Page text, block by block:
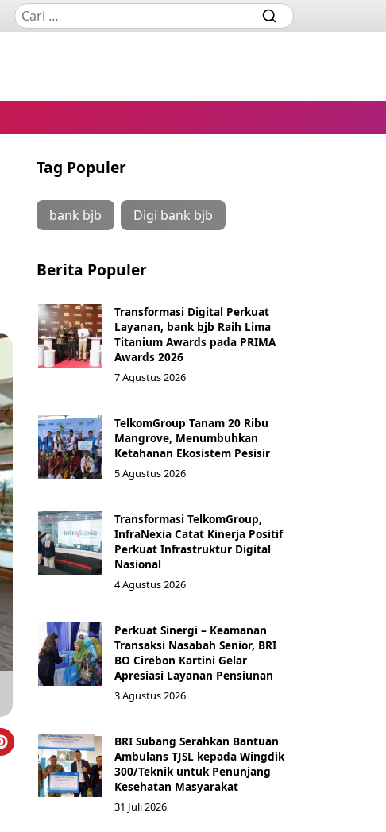
Tag Populer
bank bjb Digi bank bjb
Berita Populer
Transformasi Digital Perkuat
Layanan, bank bjb Raih Lima
Titanium Awards pada PRIMA
Awards 2026
7 Agustus 2026
TelkomGroup Tanam 20 Ribu
Mangrove, Menumbuhkan
Ketahanan Ekosistem Pesisir
5 Agustus 2026
Transformasi TelkomGroup,
InfraNexia Catat Kinerja Positif
Perkuat Infrastruktur Digital
Nasional
4 Agustus 2026
Perkuat Sinergi – Keamanan
Transaksi Nasabah Senior, BRI
BO Cirebon Kartini Gelar
Apresiasi Layanan Pensiunan
3 Agustus 2026
BRI Subang Serahkan Bantuan
Ambulans TJSL kepada Wingdik
300/Teknik untuk Penunjang
Kesehatan Masyarakat ​
31 Juli 2026